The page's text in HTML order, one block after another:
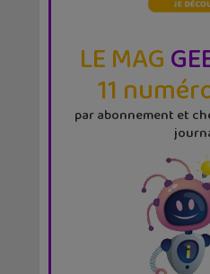
LE MAG
11
par abonnement et